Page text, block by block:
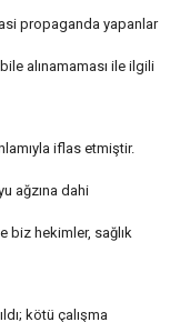
propaganda yapanlar
alınamaması ile ilgili
iflas etmiştir.
ağzına dahi
biz hekimler, sağlık
kötü çalışma